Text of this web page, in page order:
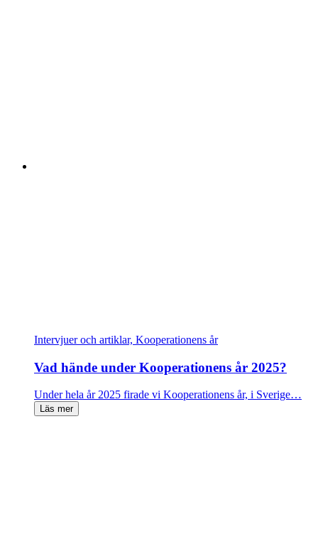
Intervjuer och artiklar, Kooperationens år
Vad hände under Kooperationens år 2025?
Under hela år 2025 firade vi Kooperationens år, i Sverige…
Läs mer